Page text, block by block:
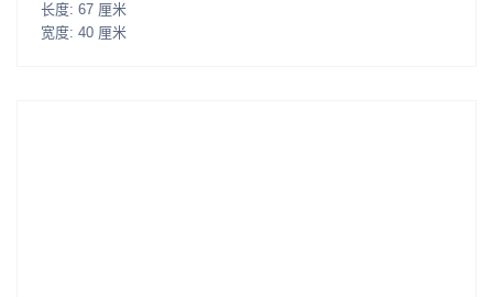
长度: 67 厘米
宽度: 40 厘米